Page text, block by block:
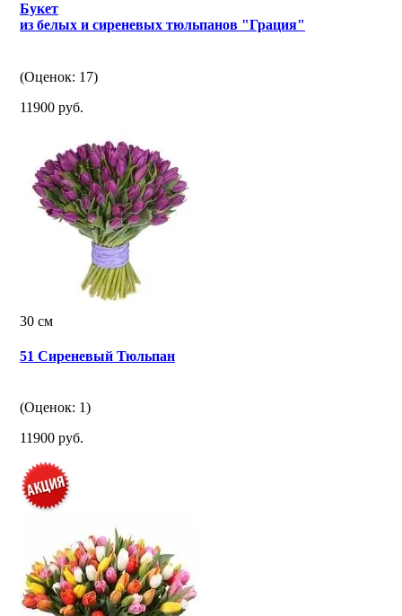
Букет
из белых и сиреневых тюльпанов "Грация"
(Оценок: 17)
11900 руб.
30 см
51 Сиреневый Тюльпан
(Оценок: 1)
11900 руб.